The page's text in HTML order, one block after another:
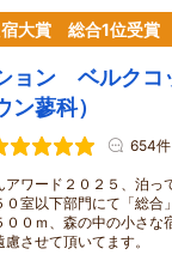
宿大賞 総合1位受賞
ョン ベルクコ
ン蓼科）
654件
アワード２０２５、泊っ
０室以下部門にて「総合
００ｍ、森の中の小さな
させて頂いてます。